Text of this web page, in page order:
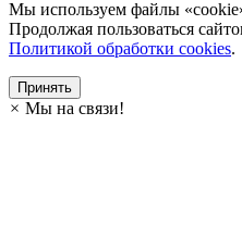
Мы используем файлы
Продолжая пользоваться
Политикой обработки cookies.
Принять
× Мы на связи!